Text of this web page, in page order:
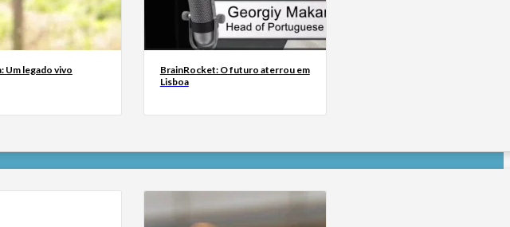
Um legado vivo
BrainRocket: O futuro aterrou em
Lisboa